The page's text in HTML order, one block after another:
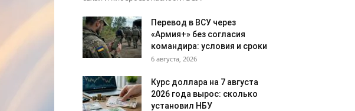
Перевод в ВСУ через
«Армия+» без согласия
командира: условия и сроки
6 августа, 2026
Курс доллара на 7 августа
2026 года вырос: сколько
установил НБУ